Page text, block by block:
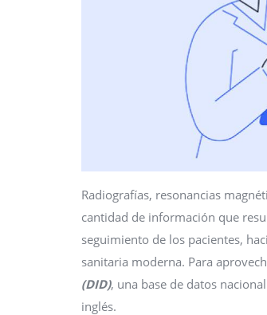
Radiografías, resonancias
cantidad de información que
seguimiento de los pacientes,
sanitaria moderna. Para
(DID), una base de datos
inglés.